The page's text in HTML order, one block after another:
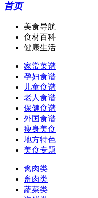
首页
美食导航
食材百科
健康生活
家常菜谱
孕妇食谱
儿童食谱
老人食谱
保健食谱
外国食谱
瘦身美食
地方特色
美食专题
禽肉类
畜肉类
蔬菜类